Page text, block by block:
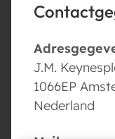
J.M.
1066EP
Nederland